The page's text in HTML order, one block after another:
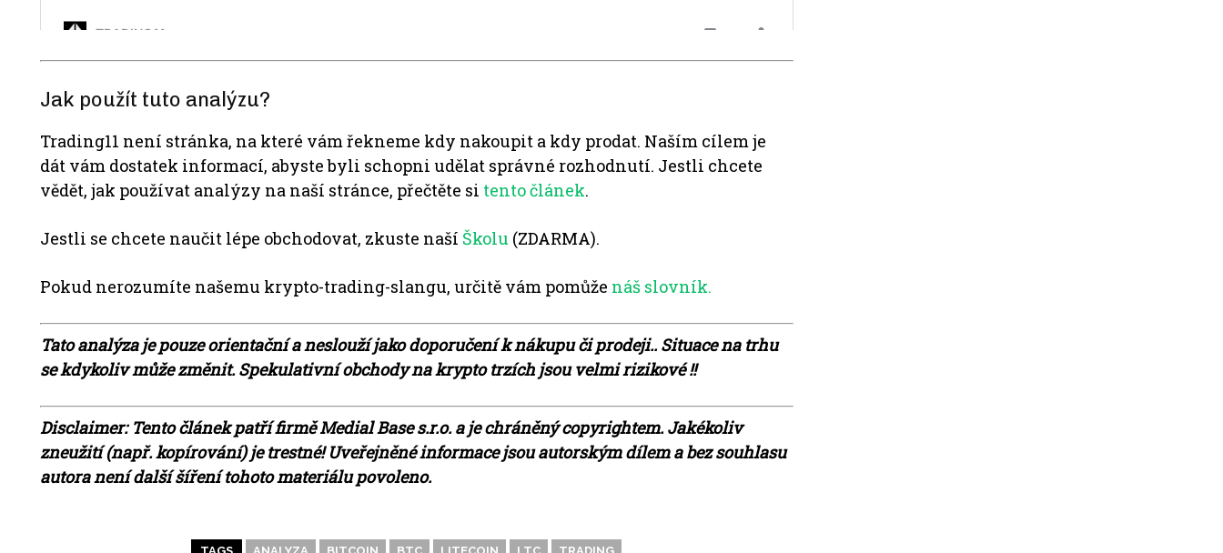
Jak použít tuto analýzu?
Trading11 není stránka, na které vám řekneme kdy nakoupit a kdy prodat. Naším cílem je
dát vám dostatek informací, abyste byli schopni udělat správné rozhodnutí. Jestli chcete
vědět, jak používat analýzy na naší stránce, přečtěte si tento článek.
Jestli se chcete naučit lépe obchodovat, zkuste naší Školu (ZDARMA).
Pokud nerozumíte našemu krypto-trading-slangu, určitě vám pomůže náš slovník.
Tato analýza je pouze orientační a neslouží jako doporučení k nákupu či prodeji.. Situace na trhu
se kdykoliv může změnit. Spekulativní obchody na krypto trzích jsou velmi rizikové !!
Disclaimer: Tento článek patří firmě Medial Base s.r.o. a je chráněný copyrightem. Jakékoliv
zneužití (např. kopírování) je trestné! Uveřejněné informace jsou autorským dílem a bez souhlasu
autora není další šíření tohoto materiálu povoleno.